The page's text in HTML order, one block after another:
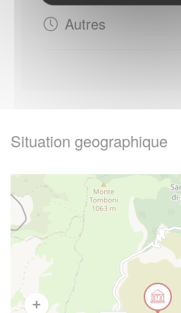
Autres
Situation geographique